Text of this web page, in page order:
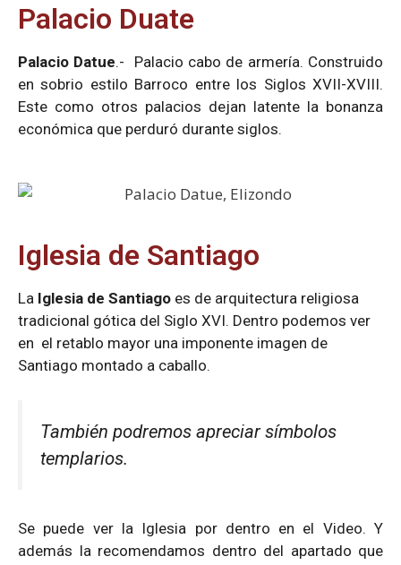
Palacio Duate
Palacio Datue.- Palacio cabo de armería. Construido
en sobrio estilo Barroco entre los Siglos XVII-XVIII.
Este como otros palacios dejan latente la bonanza
económica que perduró durante siglos.
Iglesia de Santiago
La Iglesia de Santiago es de arquitectura religiosa
tradicional gótica del Siglo XVI. Dentro podemos ver
en el retablo mayor una imponente imagen de
Santiago montado a caballo.
También podremos apreciar símbolos
templarios.
Se puede ver la Iglesia por dentro en el Video. Y
además la recomendamos dentro del apartado que